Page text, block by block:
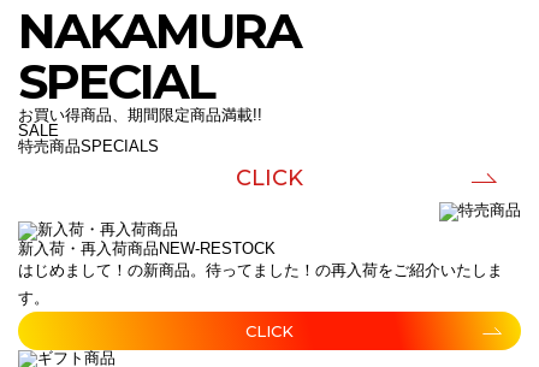
NAKAMURA
SPECIAL
お買い得商品、期間限定商品満載!!
SALE
特売商品SPECIALS
CLICK
新入荷・再入荷商品 NEW-RESTOCK
はじめまして！の新商品。待ってました！の再入荷をご紹介いたしま
す。
CLICK